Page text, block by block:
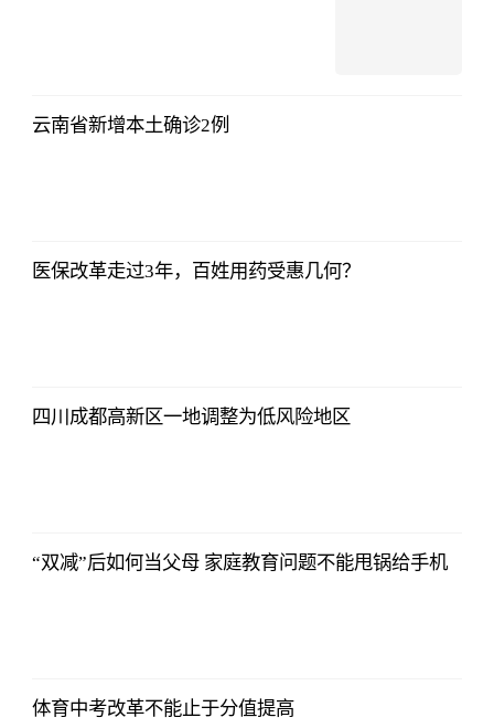
云南省新增本土确诊2例
医保改革走过3年，百姓用药受惠几何？
四川成都高新区一地调整为低风险地区
“双减”后如何当父母 家庭教育问题不能甩锅给手机
体育中考改革不能止于分值提高